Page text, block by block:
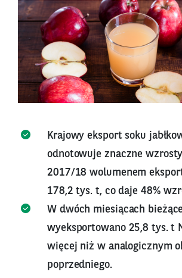
Krajowy eksport soku
odnotowuje znaczne
2017/18 wolumenem
178,2 tys. t, co daje 48%
W dwóch miesiącach
wyeksportowano 25,8 tys. t
więcej niż w analogicznym
poprzedniego.